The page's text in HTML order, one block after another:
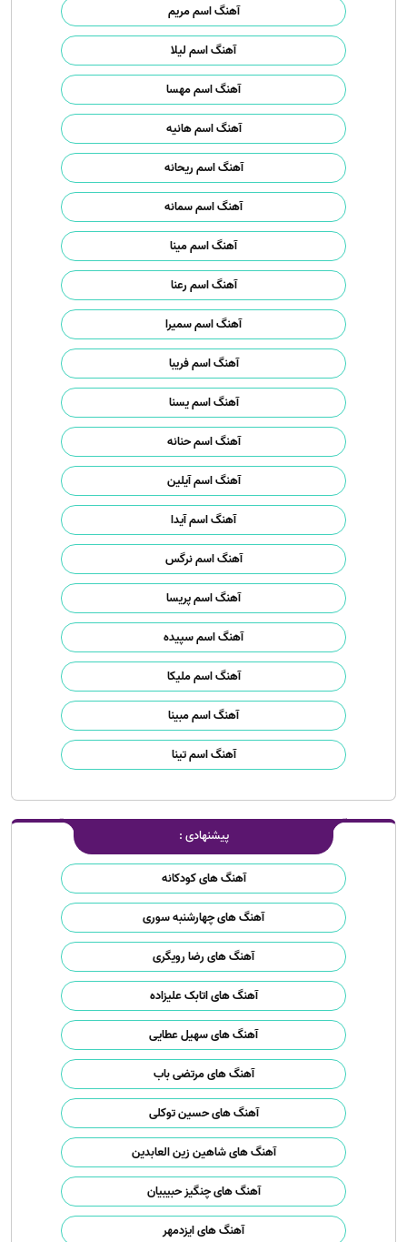
آهنگ اسم مریم
آهنگ اسم لیلا
آهنگ اسم مهسا
آهنگ اسم هانیه
آهنگ اسم ریحانه
آهنگ اسم سمانه
آهنگ اسم مینا
آهنگ اسم رعنا
آهنگ اسم سمیرا
آهنگ اسم فریبا
آهنگ اسم یسنا
آهنگ اسم حنانه
آهنگ اسم آیلین
آهنگ اسم آیدا
آهنگ اسم نرگس
آهنگ اسم پریسا
آهنگ اسم سپیده
آهنگ اسم ملیکا
آهنگ اسم مبینا
آهنگ اسم تینا
پیشنهادی :
آهنگ های کودکانه
آهنگ های چهارشنبه سوری
آهنگ های رضا رویگری
آهنگ های اتابک علیزاده
آهنگ های سهیل عطایی
آهنگ های مرتضی باب
آهنگ های حسین توکلی
آهنگ های شاهین زین العابدین
آهنگ های چنگیز حبیبیان
آهنگ های ایزدمهر